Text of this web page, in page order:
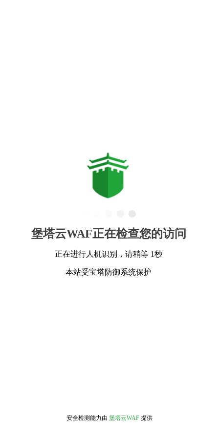
堡塔云WAF正在检查您的访问
正在进行人机识别，请稍等 1秒
本站受宝塔防御系统保护
安全检测能力由 堡塔云WAF 提供